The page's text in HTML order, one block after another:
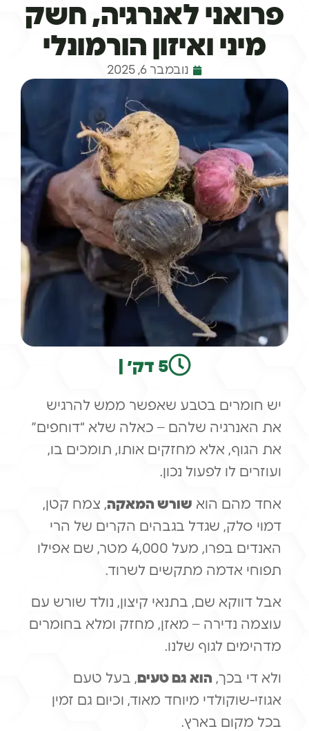
פרואני לאנרגיה, חשק
מיני ואיזון הורמונלי
נובמבר 6, 2025
5 דק׳ |
יש חומרים בטבע שאפשר ממש להרגיש
את האנרגיה שלהם – כאלה שלא “דוחפים”
את הגוף, אלא מחזקים אותו, תומכים בו,
ועוזרים לו לפעול נכון.
אחד מהם הוא שורש המאקה, צמח קטן,
דמוי סלק, שגדל בגבהים הקרים של הרי
האנדים בפרו, מעל 4,000 מטר, שם אפילו
תפוחי אדמה מתקשים לשרוד.
אבל דווקא שם, בתנאי קיצון, נולד שורש עם
עוצמה נדירה – מאזן, מחזק ומלא בחומרים
מדהימים לגוף שלנו.
ולא די בכך,הוא גם טעים, בעל טעם
אגוזי-שוקולדי מיוחד מאוד, וכיום גם זמין
בכל מקום בארץ.